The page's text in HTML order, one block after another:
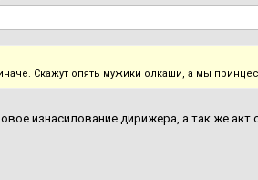
Скажут опять мужики олкаши, а мы
изнасилование дирижера, а так же акт